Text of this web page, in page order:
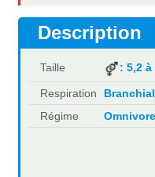
Description
Taille : 5,2 à
Respiration
Régime
Omnivore